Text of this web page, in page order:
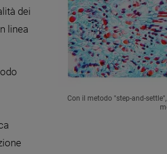
Con il metodo "step-and-
dei
linea